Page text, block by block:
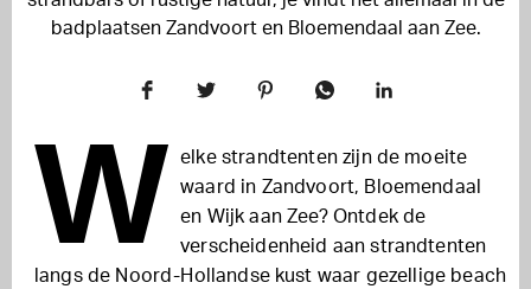
badplaatsen Zandvoort en Bloemendaal aan Zee.
W
elke strandtenten zijn de moeite
waard in Zandvoort, Bloemendaal
en Wijk aan Zee? Ontdek de
verscheidenheid aan strandtenten
langs de Noord-Hollandse kust waar gezellige beach